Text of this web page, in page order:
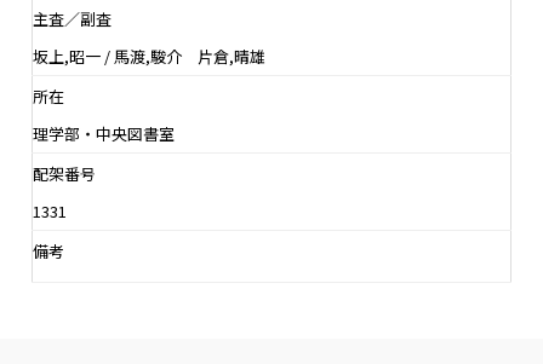
主査／副査
坂上,昭一 / 馬渡,駿介 片倉,晴雄
所在
理学部・中央図書室
配架番号
1331
備考